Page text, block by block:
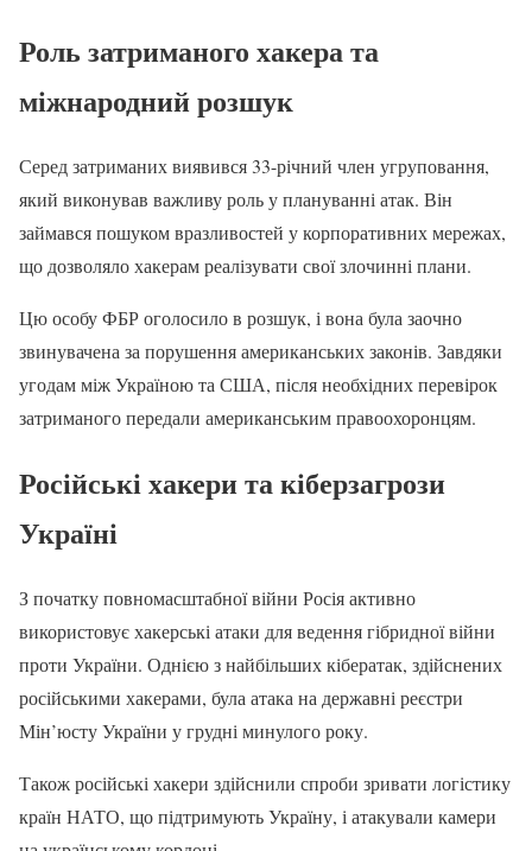
Роль затриманого хакера та
міжнародний розшук
Серед затриманих виявився 33-річний член угруповання,
який виконував важливу роль у плануванні атак. Він
займався пошуком вразливостей у корпоративних мережах,
що дозволяло хакерам реалізувати свої злочинні плани.
Цю особу ФБР оголосило в розшук, і вона була заочно
звинувачена за порушення американських законів. Завдяки
угодам між Україною та США, після необхідних перевірок
затриманого передали американським правоохоронцям.
Російські хакери та кіберзагрози
Україні
З початку повномасштабної війни Росія активно
використовує хакерські атаки для ведення гібридної війни
проти України. Однією з найбільших кібератак, здійснених
російськими хакерами, була атака на державні реєстри
Мін’юсту України у грудні минулого року.
Також російські хакери здійснили спроби зривати логістику
країн НАТО, що підтримують Україну, і атакували камери